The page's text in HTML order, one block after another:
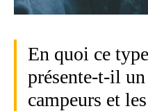
En quoi ce
présente-t-il
campeurs et